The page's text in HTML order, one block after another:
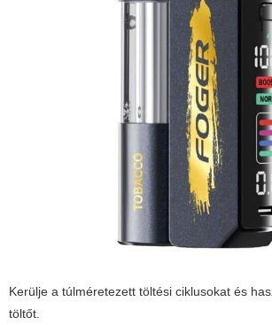
Kerülje a túlméretezett töltési ciklusokat és
töltőt.